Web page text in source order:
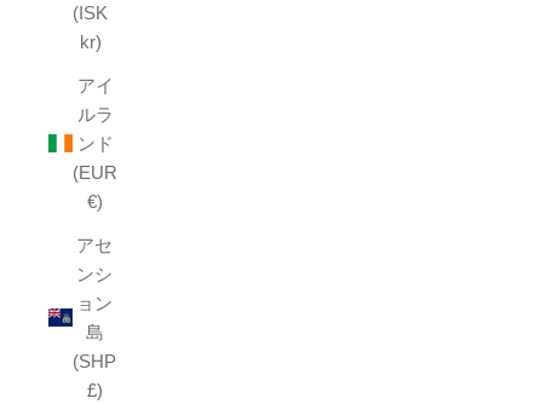
(ISK
kr)
アイ
ルラ
ンド
(EUR
€)
アセ
ンシ
ョン
島
(SHP
£)